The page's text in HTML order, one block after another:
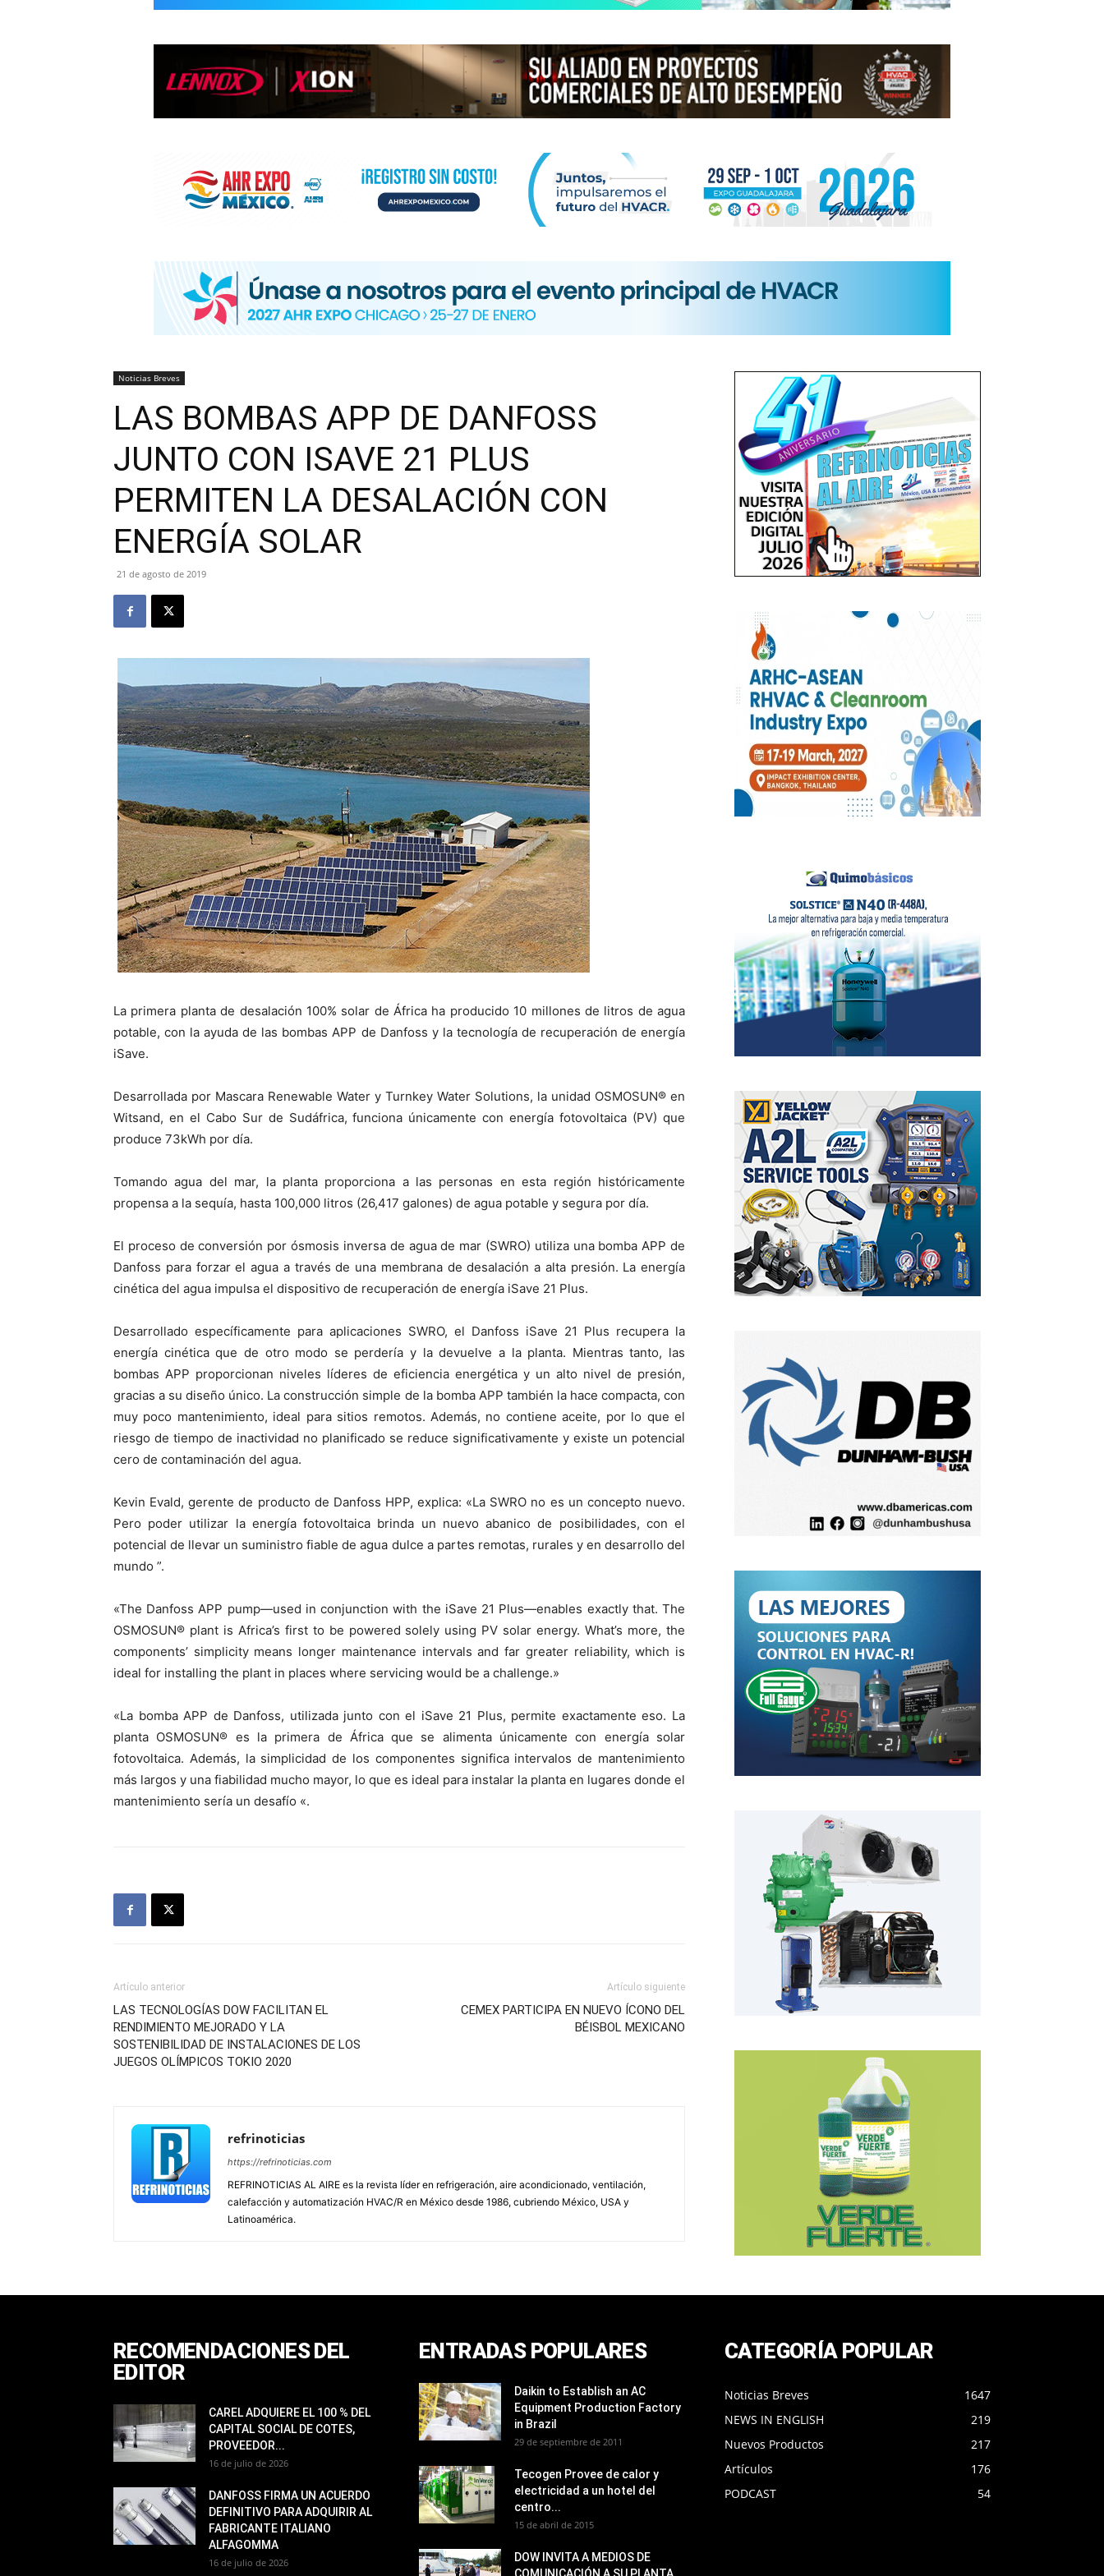
INFORMACIÓN
HVAC/R
DE
Noticias Breves
LAS BOMBAS APP DE DANFOSS
JUNTO CON ISAVE 21 PLUS
PERMITEN LA DESALACIÓN CON
ENERGÍA SOLAR
21 de agosto de 2019
La primera planta de desalación 100% solar de África ha producido 10 millones de litros de agua
potable, con la ayuda de las bombas APP de Danfoss y la tecnología de recuperación de energía
iSave.
Desarrollada por Mascara Renewable Water y Turnkey Water Solutions, la unidad OSMOSUN® en
Witsand, en el Cabo Sur de Sudáfrica, funciona únicamente con energía fotovoltaica (PV) que
produce 73kWh por día.
Tomando agua del mar, la planta proporciona a las personas en esta región históricamente
propensa a la sequía, hasta 100,000 litros (26,417 galones) de agua potable y segura por día.
El proceso de conversión por ósmosis inversa de agua de mar (SWRO) utiliza una bomba APP de
Danfoss para forzar el agua a través de una membrana de desalación a alta presión. La energía
cinética del agua impulsa el dispositivo de recuperación de energía iSave 21 Plus.
Desarrollado específicamente para aplicaciones SWRO, el Danfoss iSave 21 Plus recupera la
energía cinética que de otro modo se perdería y la devuelve a la planta. Mientras tanto, las
bombas APP proporcionan niveles líderes de eficiencia energética y un alto nivel de presión,
gracias a su diseño único. La construcción simple de la bomba APP también la hace compacta, con
muy poco mantenimiento, ideal para sitios remotos. Además, no contiene aceite, por lo que el
riesgo de tiempo de inactividad no planificado se reduce significativamente y existe un potencial
cero de contaminación del agua.
Kevin Evald, gerente de producto de Danfoss HPP, explica: «La SWRO no es un concepto nuevo.
Pero poder utilizar la energía fotovoltaica brinda un nuevo abanico de posibilidades, con el
potencial de llevar un suministro fiable de agua dulce a partes remotas, rurales y en desarrollo del
mundo ”.
«The Danfoss APP pump—used in conjunction with the iSave 21 Plus—enables exactly that. The
OSMOSUN® plant is Africa’s first to be powered solely using PV solar energy. What’s more, the
components’ simplicity means longer maintenance intervals and far greater reliability, which is
ideal for installing the plant in places where servicing would be a challenge.»
«La bomba APP de Danfoss, utilizada junto con el iSave 21 Plus, permite exactamente eso. La
planta OSMOSUN® es la primera de África que se alimenta únicamente con energía solar
fotovoltaica. Además, la simplicidad de los componentes significa intervalos de mantenimiento
más largos y una fiabilidad mucho mayor, lo que es ideal para instalar la planta en lugares donde el
mantenimiento sería un desafío «.
Artículo anterior
LAS TECNOLOGÍAS DOW FACILITAN EL
RENDIMIENTO MEJORADO Y LA
SOSTENIBILIDAD DE INSTALACIONES DE LOS
JUEGOS OLÍMPICOS TOKIO 2020
Artículo siguiente
CEMEX PARTICIPA EN NUEVO ÍCONO DEL
BÉISBOL MEXICANO
refrinoticias
https://refrinoticias.com
REFRINOTICIAS AL AIRE es la revista líder en refrigeración, aire acondicionado, ventilación,
calefacción y automatización HVAC/R en México desde 1986, cubriendo México, USA y
Latinoamérica.
RECOMENDACIONES DEL
EDITOR
CAREL ADQUIERE EL 100 % DEL
CAPITAL SOCIAL DE COTES,
PROVEEDOR...
16 de julio de 2026
DANFOSS FIRMA UN ACUERDO
DEFINITIVO PARA ADQUIRIR AL
FABRICANTE ITALIANO
ALFAGOMMA
16 de julio de 2026
ENTRADAS POPULARES
Daikin to Establish an AC
Equipment Production Factory
in Brazil
29 de septiembre de 2011
Tecogen Provee de calor y
electricidad a un hotel del
centro...
15 de abril de 2015
DOW INVITA A MEDIOS DE
CATEGORÍA POPULAR
Noticias Breves
1647
NEWS IN ENGLISH
219
Nuevos Productos
217
Artículos
176
PODCAST
54